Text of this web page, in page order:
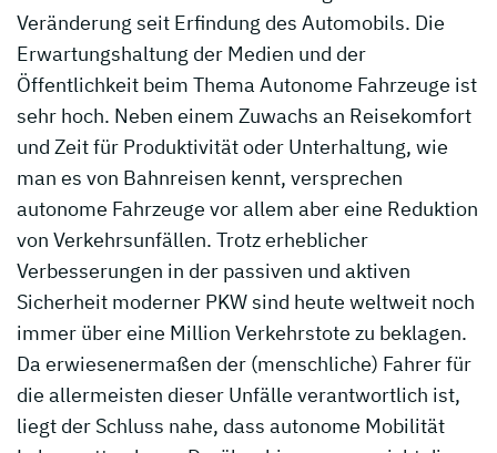
Veränderung seit Erfindung des Automobils. Die
Erwartungshaltung der Medien und der
Öffentlichkeit beim Thema Autonome Fahrzeuge ist
sehr hoch. Neben einem Zuwachs an Reisekomfort
und Zeit für Produktivität oder Unterhaltung, wie
man es von Bahnreisen kennt, versprechen
autonome Fahrzeuge vor allem aber eine Reduktion
von Verkehrsunfällen. Trotz erheblicher
Verbesserungen in der passiven und aktiven
Sicherheit moderner PKW sind heute weltweit noch
immer über eine Million Verkehrstote zu beklagen.
Da erwiesenermaßen der (menschliche) Fahrer für
die allermeisten dieser Unfälle verantwortlich ist,
liegt der Schluss nahe, dass autonome Mobilität